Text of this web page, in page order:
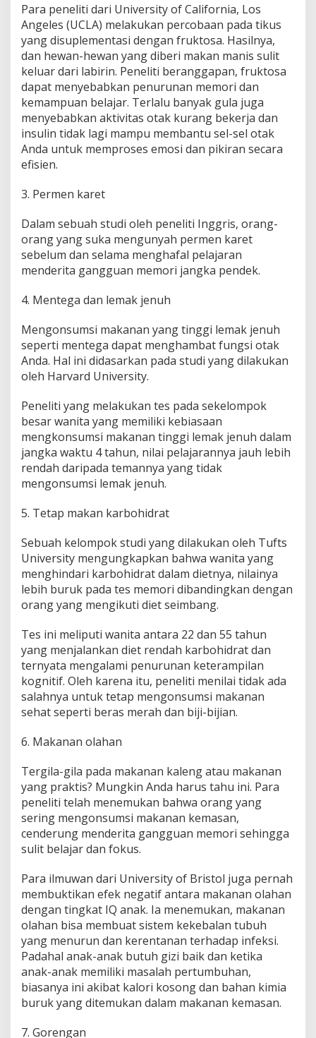
Para peneliti dari University of California, Los
Angeles (UCLA) melakukan percobaan pada tikus
yang disuplementasi dengan fruktosa. Hasilnya,
dan hewan-hewan yang diberi makan manis sulit
keluar dari labirin. Peneliti beranggapan, fruktosa
dapat menyebabkan penurunan memori dan
kemampuan belajar. Terlalu banyak gula juga
menyebabkan aktivitas otak kurang bekerja dan
insulin tidak lagi mampu membantu sel-sel otak
Anda untuk memproses emosi dan pikiran secara
efisien.
3. Permen karet
Dalam sebuah studi oleh peneliti Inggris, orang-
orang yang suka mengunyah permen karet
sebelum dan selama menghafal pelajaran
menderita gangguan memori jangka pendek.
4. Mentega dan lemak jenuh
Mengonsumsi makanan yang tinggi lemak jenuh
seperti mentega dapat menghambat fungsi otak
Anda. Hal ini didasarkan pada studi yang dilakukan
oleh Harvard University.
Peneliti yang melakukan tes pada sekelompok
besar wanita yang memiliki kebiasaan
mengkonsumsi makanan tinggi lemak jenuh dalam
jangka waktu 4 tahun, nilai pelajarannya jauh lebih
rendah daripada temannya yang tidak
mengonsumsi lemak jenuh.
5. Tetap makan karbohidrat
Sebuah kelompok studi yang dilakukan oleh Tufts
University mengungkapkan bahwa wanita yang
menghindari karbohidrat dalam dietnya, nilainya
lebih buruk pada tes memori dibandingkan dengan
orang yang mengikuti diet seimbang.
Tes ini meliputi wanita antara 22 dan 55 tahun
yang menjalankan diet rendah karbohidrat dan
ternyata mengalami penurunan keterampilan
kognitif. Oleh karena itu, peneliti menilai tidak ada
salahnya untuk tetap mengonsumsi makanan
sehat seperti beras merah dan biji-bijian.
6. Makanan olahan
Tergila-gila pada makanan kaleng atau makanan
yang praktis? Mungkin Anda harus tahu ini. Para
peneliti telah menemukan bahwa orang yang
sering mengonsumsi makanan kemasan,
cenderung menderita gangguan memori sehingga
sulit belajar dan fokus.
Para ilmuwan dari University of Bristol juga pernah
membuktikan efek negatif antara makanan olahan
dengan tingkat IQ anak. Ia menemukan, makanan
olahan bisa membuat sistem kekebalan tubuh
yang menurun dan kerentanan terhadap infeksi.
Padahal anak-anak butuh gizi baik dan ketika
anak-anak memiliki masalah pertumbuhan,
biasanya ini akibat kalori kosong dan bahan kimia
buruk yang ditemukan dalam makanan kemasan.
7. Gorengan